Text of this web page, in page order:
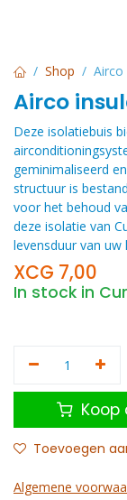
Shop
Airco
Deze isolatiebuis
geminimaliseerd
structuur is
voor het behoud
deze isolatie van
levensduur van uw
XCG 7,00
In stock in
Koop
Toevoegen
Algemene